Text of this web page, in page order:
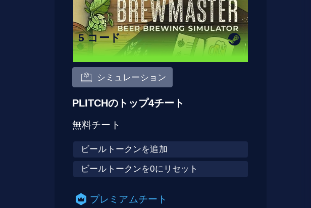
5 コード
シミュレーション
PLITCHのトップ4チート
無料チート
ビールトークンを追加
ビールトークンを0にリセット
プレミアムチート